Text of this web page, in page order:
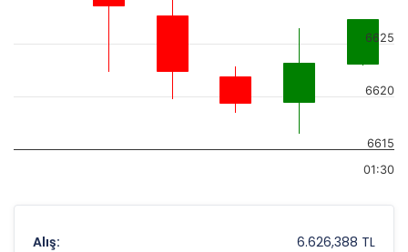
01:30
6615
6620
6625
Alış: 6.626,388 TL